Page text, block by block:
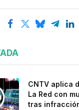
CNTV aplica
La Red con
tras